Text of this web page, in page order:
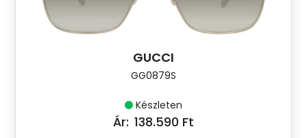
GUCCI
GG0879S
Készleten
Ár: 138.590 Ft